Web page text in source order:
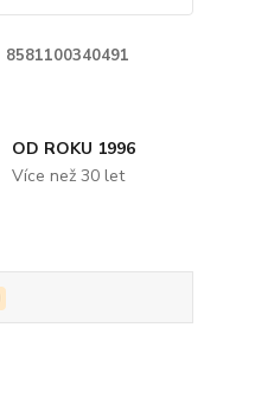
8581100340491
OD ROKU 1996
Více než 30 let